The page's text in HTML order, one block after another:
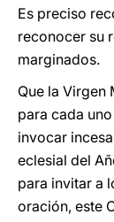
Es preciso
reconocer su
marginados.
Que la Virgen
para cada
invocar
eclesial del
para invitar a
oración, este